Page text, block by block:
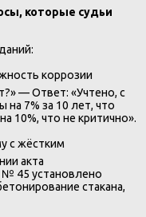
которые судьи
коррозии
— Ответ: «Учтено, с
на 7% за 10 лет, что
10%, что не критично».
с жёстким
акта
№ 45 установлено
стакана,